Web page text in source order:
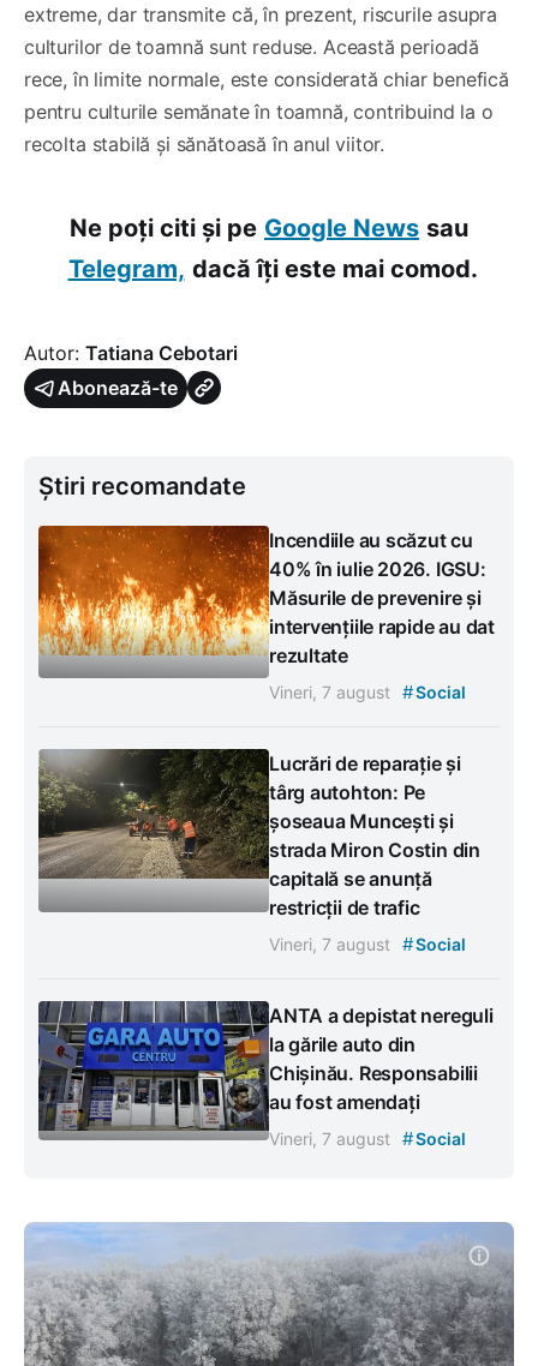
extreme, dar transmite că, în prezent, riscurile asupra
culturilor de toamnă sunt reduse. Această perioadă
rece, în limite normale, este considerată chiar benefică
pentru culturile semănate în toamnă, contribuind la o
recolta stabilă și sănătoasă în anul viitor.
Ne poți citi și pe Google News sau
Telegram, dacă îți este mai comod.
Autor: Tatiana Cebotari
Abonează-te
Știri recomandate
Incendiile au scăzut cu
40% în iulie 2026. IGSU:
Măsurile de prevenire și
intervențiile rapide au dat
rezultate
Vineri, 7 august #Social
Lucrări de reparație și
târg autohton: Pe
șoseaua Muncești și
strada Miron Costin din
capitală se anunță
restricții de trafic
Vineri, 7 august #Social
ANTA a depistat nereguli
la gările auto din
Chișinău. Responsabilii
au fost amendați
Vineri, 7 august #Social